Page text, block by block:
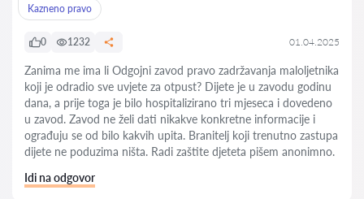
Kazneno pravo
0 1232 01.04.2025
Zanima me ima li Odgojni zavod pravo zadržavanja maloljetnika
koji je odradio sve uvjete za otpust? Dijete je u zavodu godinu
dana, a prije toga je bilo hospitalizirano tri mjeseca i dovedeno
u zavod. Zavod ne želi dati nikakve konkretne informacije i
ograđuju se od bilo kakvih upita. Branitelj koji trenutno zastupa
dijete ne poduzima ništa. Radi zaštite djeteta pišem anonimno.
Idi na odgovor